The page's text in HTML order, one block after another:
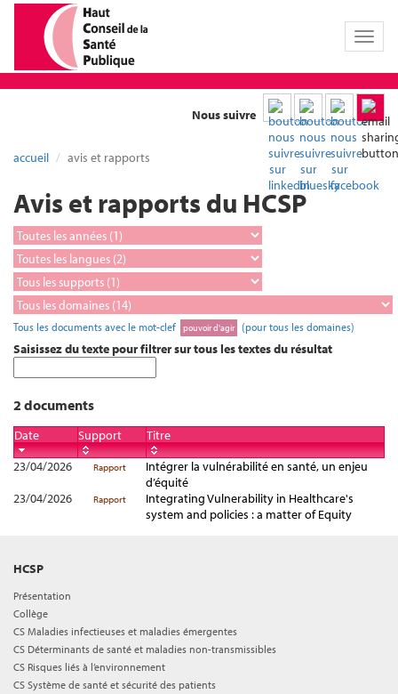
Toggle
Nous suivre
accueil avis et rapports
Avis et rapports du HCSP
Tous les documents avec le mot-clef pouvoir d'agir (pour tous les domaines)
Saisissez du texte pour filtrer sur tous les textes du résultat
2 documents
Date Support
Titre
23/04/2026
Rapport
Intégrer la vulnérabilité en santé, un enjeu
d’équité
23/04/2026
Rapport
Integrating Vulnerability in Healthcare's
system and policies : a matter of Equity
HCSP
Présentation
Collège
CS Maladies infectieuses et maladies émergentes
CS Déterminants de santé et maladies non-transmissibles
CS Risques liés à l’environnement
CS Système de santé et sécurité des patients